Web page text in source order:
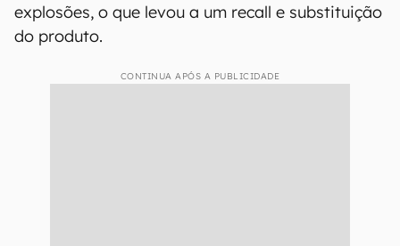
explosões, o que levou a um recall e substituição
do produto.
CONTINUA APÓS A PUBLICIDADE